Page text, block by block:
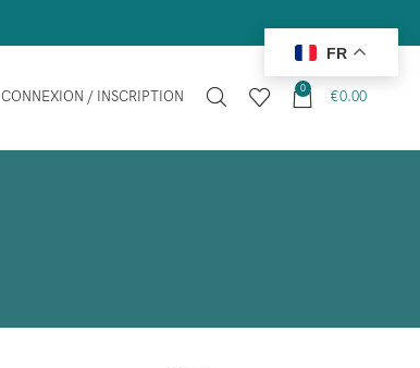
CONNEXION / INSCRIPTION 0 €0.00
FR